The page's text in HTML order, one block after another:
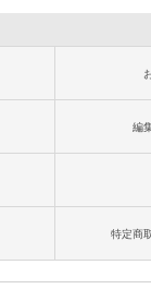
編
特定商